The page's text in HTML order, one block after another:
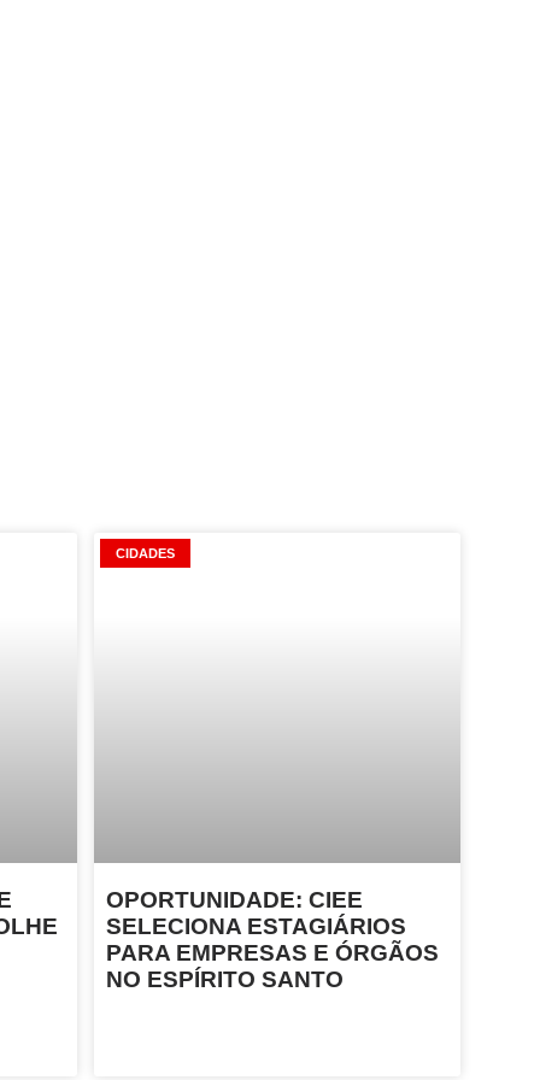
CIDADES
OPORTUNIDADE: CIEE
SELECIONA ESTAGIÁRIOS
PARA EMPRESAS E ÓRGÃOS
NO ESPÍRITO SANTO